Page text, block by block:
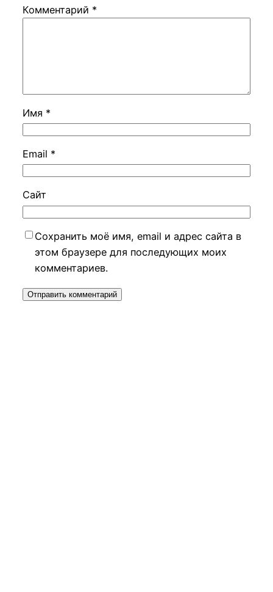
Комментарий *
Имя *
Email *
Сайт
Сохранить моё имя, email и адрес сайта в
этом браузере для последующих моих
комментариев.